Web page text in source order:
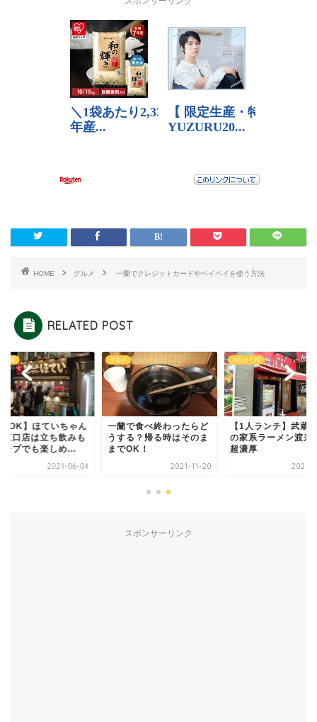
HOME グルメ 一蘭でクレジットカードやペイペイを使う方法
RELATED POST
り様
OK】ほていちゃん
東口店は立ち飲みも
ープでも楽しめ...
2021-06-04
グルメ
一蘭で食べ終わったらど
うする？帰る時はそのま
までOK！
2021-11-20
おひとり様
【1人ランチ】武蔵
の家系ラーメン渡来
超濃厚
2021-
スポンサーリンク